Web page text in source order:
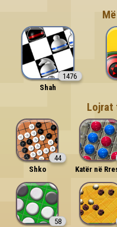
1476
Shah
Lojrat
44
Shko
Katër në
58